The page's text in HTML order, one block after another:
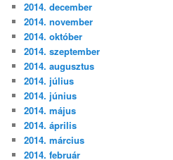
2014. december
2014. november
2014. október
2014. szeptember
2014. augusztus
2014. július
2014. június
2014. május
2014. április
2014. március
2014. február